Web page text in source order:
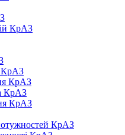
КрАЗ
КрАЗ
КрАЗ
КрАЗ
КрАЗ
КрАЗ